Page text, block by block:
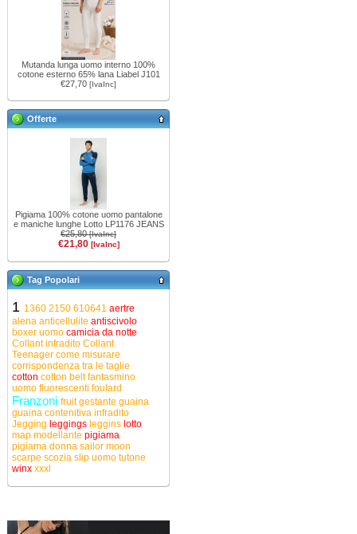
Mutanda lunga uomo interno 100%
cotone esterno 65% lana Liabel J101
€27,70 [IvaInc]
Offerte
Pigiama 100% cotone uomo pantalone
e maniche lunghe Lotto LP1176 JEANS
€25,80[IvaInc]
€21,80 [IvaInc]
Tag Popolari
1 1360 2150 610641 aertre
alena anticellulite antiscivolo
boxer uomo camicia da notte
Collant infradito Collant
Teenager come misurare
corrispondenza tra le taglie
cotton cotton beltfantasmino
uomo fluorescenti foulard
Franzoni fruitgestante guaina
guaina contenitiva infradito
Jegging leggings leggins lotto
map modellante pigiama
pigiama donna sailor moon
scarpe scozia slip uomo tutone
winx xxxl